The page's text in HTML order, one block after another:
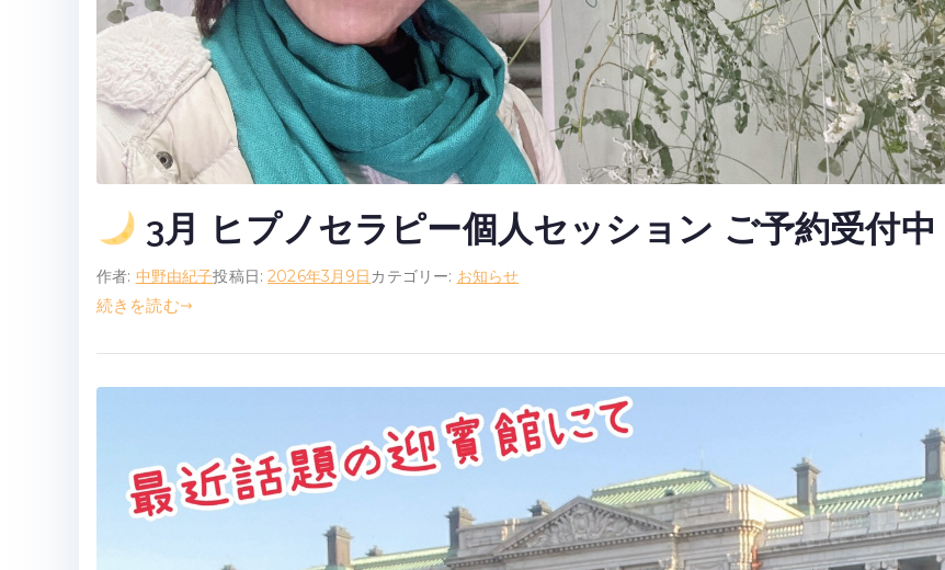
3月 ヒプノセラピー個人セッション ご予約受付中
作者: 中野由紀子投稿日:2026年3月9日 カテゴリー: お知らせ
続きを読む